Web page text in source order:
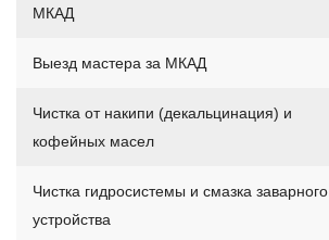
МКАД
Выезд мастера за МКАД
Чистка от накипи (декальцинация) и
кофейных масел
Чистка гидросистемы и смазка заварного
устройства